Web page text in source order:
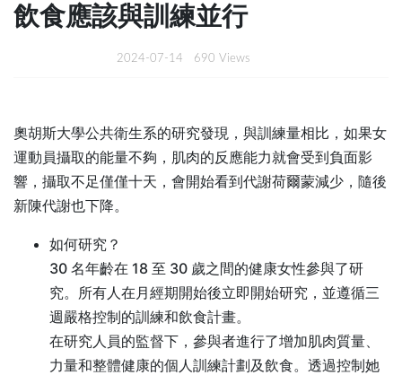
飲食應該與訓練並行
2024-07-14 690 Views
奧胡斯大學公共衛生系的研究發現，與訓練量相比，如果女
運動員攝取的能量不夠，肌肉的反應能力就會受到負面影
響，攝取不足僅僅十天，會開始看到代謝荷爾蒙減少，隨後
新陳代謝也下降。
如何研究？
30 名年齡在 18 至 30 歲之間的健康女性參與了研
究。所有人在月經期開始後立即開始研究，並遵循三
週嚴格控制的訓練和飲食計畫。
在研究人員的監督下，參與者進行了增加肌肉質量、
力量和整體健康的個人訓練計劃及飲食。透過控制她